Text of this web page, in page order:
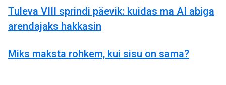
Tuleva VIII sprindi päevik: kuidas ma AI abiga
arendajaks hakkasin
Miks maksta rohkem, kui sisu on sama?